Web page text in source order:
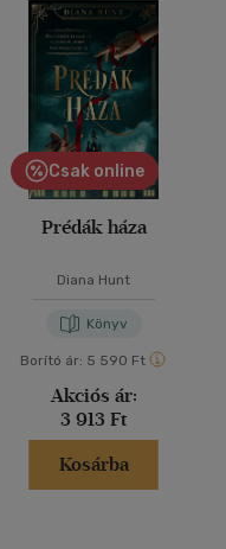
Csak online
Prédák háza
Diana Hunt
Könyv
Borító ár: 5 590 Ft
Akciós ár:
3 913 Ft
Kosárba